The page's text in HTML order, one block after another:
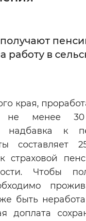
буквами
Выключены
настройки
в
края,
не менее
надбавка к
составляет
страховой
Чтобы
быть
доплата